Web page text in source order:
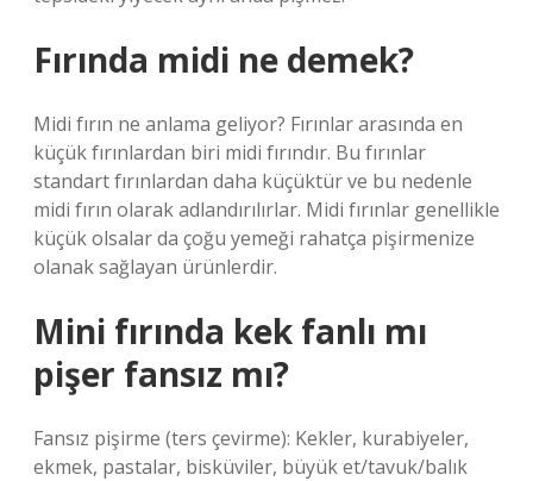
Fırında midi ne demek?
Midi fırın ne anlama geliyor? Fırınlar arasında en
küçük fırınlardan biri midi fırındır. Bu fırınlar
standart fırınlardan daha küçüktür ve bu nedenle
midi fırın olarak adlandırılırlar. Midi fırınlar genellikle
küçük olsalar da çoğu yemeği rahatça pişirmenize
olanak sağlayan ürünlerdir.
Mini fırında kek fanlı mı
pişer fansız mı?
Fansız pişirme (ters çevirme): Kekler, kurabiyeler,
ekmek, pastalar, bisküviler, büyük et/tavuk/balık